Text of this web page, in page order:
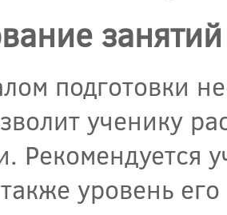
подготовки
ученику
Рекомендуется
уровень